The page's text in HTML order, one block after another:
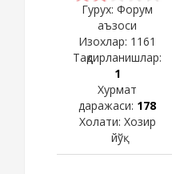
Гурух: Форум
аъзоси
Изохлар: 1161
Тақдирланишлар:
1
Хурмат
даражаси: 178
Холати: Хозир
йўқ